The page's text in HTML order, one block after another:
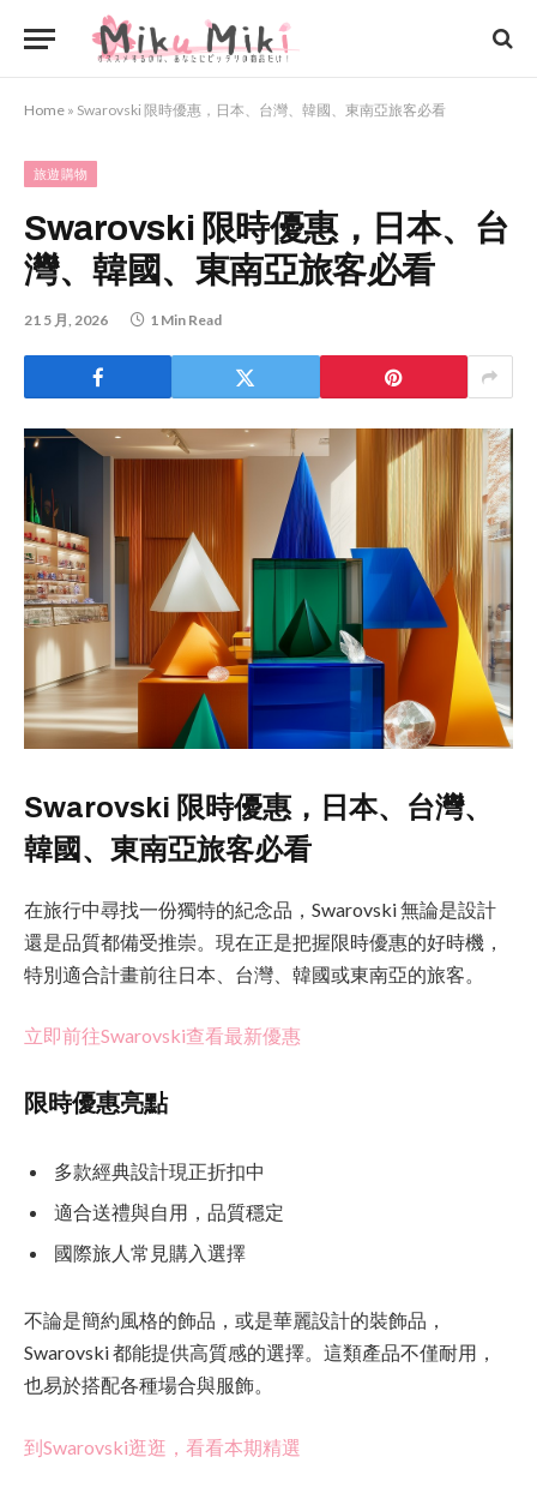
Home » Swarovski 限時優惠，日本、台灣、韓國、東南亞旅客必看
旅遊購物
Swarovski 限時優惠，日本、台
灣、韓國、東南亞旅客必看
21 5 月, 2026 1 Min Read
Swarovski 限時優惠，日本、台灣、
韓國、東南亞旅客必看
在旅行中尋找一份獨特的紀念品，Swarovski 無論是設計
還是品質都備受推崇。現在正是把握限時優惠的好時機，
特別適合計畫前往日本、台灣、韓國或東南亞的旅客。
立即前往Swarovski查看最新優惠
限時優惠亮點
多款經典設計現正折扣中
適合送禮與自用，品質穩定
國際旅人常見購入選擇
不論是簡約風格的飾品，或是華麗設計的裝飾品，
Swarovski 都能提供高質感的選擇。這類產品不僅耐用，
也易於搭配各種場合與服飾。
到Swarovski逛逛，看看本期精選